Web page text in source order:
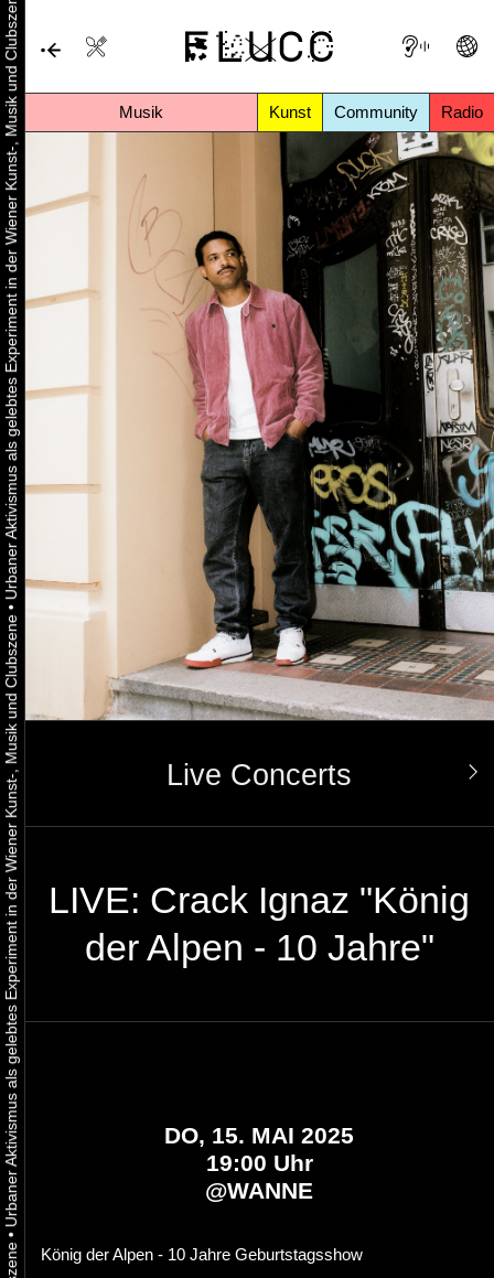
Musik Kunst Community Radio
•
Urbaner Aktivismus als gelebtes Experiment in der Wiener Kunst-, Musik und Clubszene
•
Urbaner Aktivismus als gelebtes Experiment in der Wiener Kunst-, Musik und Clubszene
Live Concerts
LIVE: Crack Ignaz "König
der Alpen - 10 Jahre"
DO, 15. MAI 2025
19:00 Uhr
@WANNE
König der Alpen - 10 Jahre Geburtstagsshow